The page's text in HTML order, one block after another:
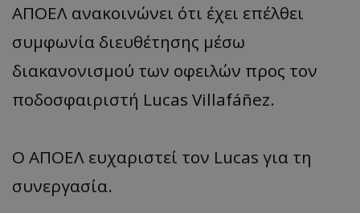
ΑΠΟΕΛ ανακοινώνει ότι έχει επέλθει
συμφωνία διευθέτησης μέσω
διακανονισμού των οφειλών προς τον
ποδοσφαιριστή Lucas Villafáñez.
Ο ΑΠΟΕΛ ευχαριστεί τον Lucas για τη
συνεργασία.